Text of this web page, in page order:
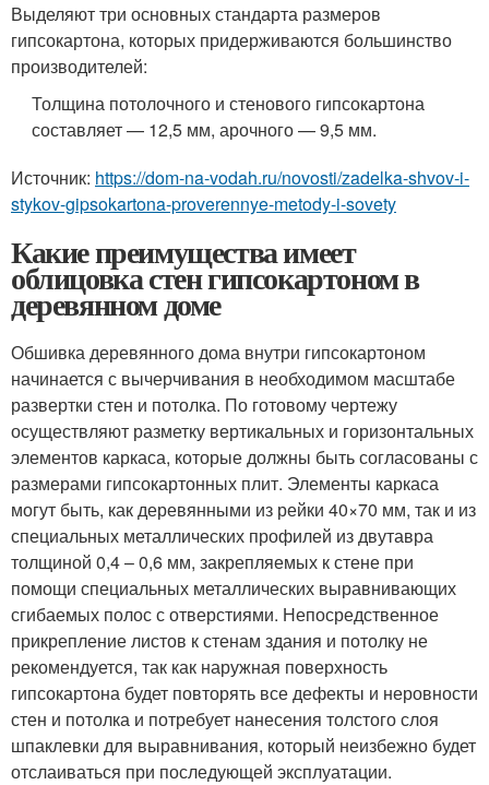
Выделяют три основных стандарта размеров
гипсокартона, которых придерживаются большинство
производителей:
Толщина потолочного и стенового гипсокартона
составляет — 12,5 мм, арочного — 9,5 мм.
Источник: https://dom-na-vodah.ru/novosti/zadelka-shvov-i-
stykov-gipsokartona-proverennye-metody-i-sovety
Какие преимущества имеет
облицовка стен гипсокартоном в
деревянном доме
Обшивка деревянного дома внутри гипсокартоном
начинается с вычерчивания в необходимом масштабе
развертки стен и потолка. По готовому чертежу
осуществляют разметку вертикальных и горизонтальных
элементов каркаса, которые должны быть согласованы с
размерами гипсокартонных плит. Элементы каркаса
могут быть, как деревянными из рейки 40×70 мм, так и из
специальных металлических профилей из двутавра
толщиной 0,4 – 0,6 мм, закрепляемых к стене при
помощи специальных металлических выравнивающих
сгибаемых полос с отверстиями. Непосредственное
прикрепление листов к стенам здания и потолку не
рекомендуется, так как наружная поверхность
гипсокартона будет повторять все дефекты и неровности
стен и потолка и потребует нанесения толстого слоя
шпаклевки для выравнивания, который неизбежно будет
отслаиваться при последующей эксплуатации.